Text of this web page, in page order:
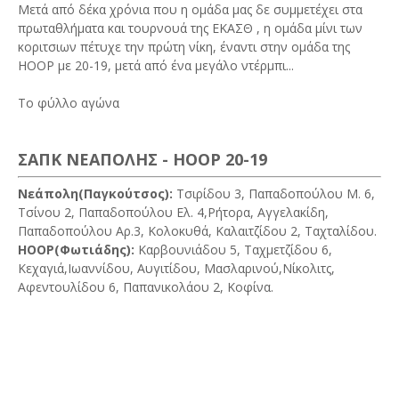
Μετά από δέκα χρόνια που η ομάδα μας δε συμμετέχει στα
πρωταθλήματα και τουρνουά της ΕΚΑΣΘ , η ομάδα μίνι των
κοριτσιων πέτυχε την πρώτη νίκη, έναντι στην ομάδα της
ΗΟΟΡ με 20-19, μετά από ένα μεγάλο ντέρμπι...
Το φύλλο αγώνα
ΣΑΠΚ ΝΕΑΠΟΛΗΣ - ΗΟΟΡ 20-19
Νεάπολη(Παγκούτσος): Τσιρίδου 3, Παπαδοπούλου Μ. 6,
Τσίνου 2, Παπαδοπούλου Ελ. 4,Ρήτορα, Αγγελακίδη,
Παπαδοπούλου Αρ.3, Κολοκυθά, Καλαιτζίδου 2, Ταχταλίδου.
ΗΟΟΡ(Φωτιάδης): Καρβουνιάδου 5, Ταχμετζίδου 6,
Κεχαγιά,Ιωαννίδου, Αυγιτίδου, Μασλαρινού,Νίκολιτς,
Αφεντουλίδου 6, Παπανικολάου 2, Κοφίνα.